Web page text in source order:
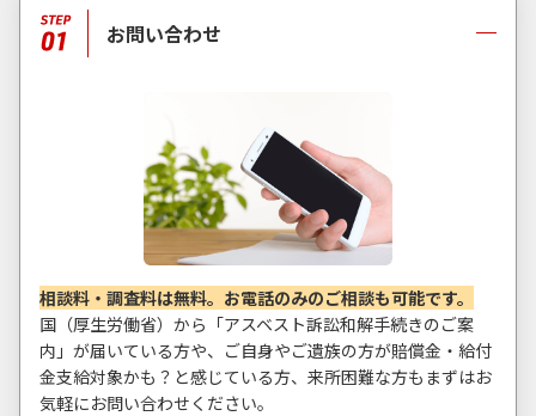
お問い合わせ
相談料・調査料は無料。お電話のみのご相談も可能です。
国（厚生労働省）から「アスベスト訴訟和解手続きのご案
内」が届いている方や、ご自身やご遺族の方が賠償金・給付
金支給対象かも？と感じている方、来所困難な方もまずはお
気軽にお問い合わせください。